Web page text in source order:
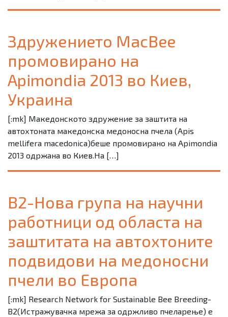
Здружението MacBee
промовирано на
Apimondia 2013 во Киев,
Украина
[:mk] Македонското здружение за заштита на
автохтоната македонска медоносна пчела (Apis
mellifera macedonica)беше промовирано на Apimondia
2013 одржана во Киев.На […]
B2-Нова група на научни
работници од областа на
заштитата на автохтоните
подвидови на медоносни
пчели во Европа
[:mk] Research Network for Sustainable Bee Breeding-
B2(Истражувачка мрежа за одржливо пчеларење) e